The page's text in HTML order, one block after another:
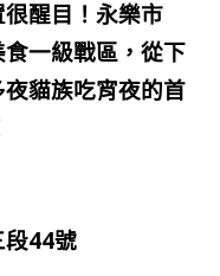
醒目！永樂市
一級戰區，從下
貓族吃宵夜的首
段44號